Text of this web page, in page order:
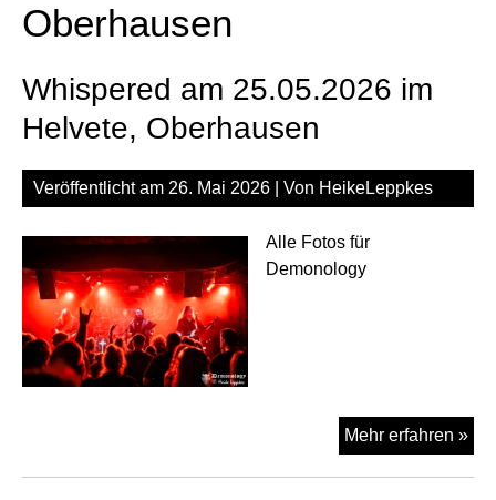
Oberhausen
Whispered am 25.05.2026 im
Helvete, Oberhausen
Veröffentlicht am 26. Mai 2026 | Von HeikeLeppkes
Alle Fotos für
Demonology
Mehr erfahren »
am